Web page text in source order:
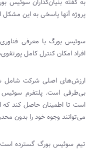
پروژه آنها پاسخی به این
سوئیس بورگ با معرفی
افراد امکان کنترل کامل
ارزشهای اصلی شرکت شامل
بی‌طرفی است. پلتفرم
است تا اطمینان حاصل کند
می‌توانند وجوه خود را بدون
تیم سوئیس بورگ گسترده